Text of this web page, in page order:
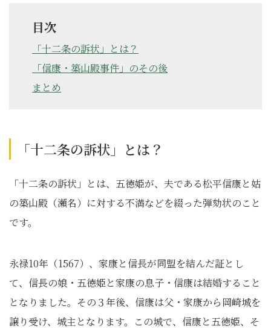
⽬次
「十二条の訴状」とは？
「信康・築山殿事件」のその後
まとめ
「十二条の訴状」とは？
「十二条の訴状」とは、五徳姫が、夫である松平信康と姑
の築山殿（瀬名）に対する不満などを綴った弾劾状のこと
です。
永禄10年（1567）、家康と信長が同盟を結んだ証とし
て、信長の娘・五徳姫と家康の息子・信康は結婚すること
となりました。その３年後、信康は父・家康から岡崎城を
譲り受け、城主となります。この城で、信康と五徳姫、そ